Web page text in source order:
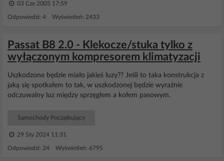
03 Cze 2005 17:59
Odpowiedzi: 4 Wyświetleń: 2433
Passat B8 2.0 - Klekocze/stuka tylko z
wyłączonym kompresorem klimatyzacji
Uszkodzone będzie miało jakieś luzy?? Jeśli to taka konstrukcja z
jaką się spotkałem to tak, w uszkodzonej będzie wyraźnie
odczuwalny luz między sprzęgłem a kołem pasowym.
Samochody Początkujący
29 Sty 2024 11:31
Odpowiedzi: 24 Wyświetleń: 6795